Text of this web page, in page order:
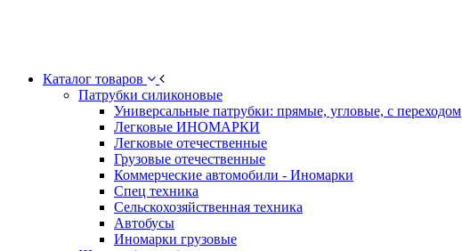
Каталог товаров
Патрубки силиконовые
Универсальные патрубки: прямые, угловые, с переходом
Легковые ИНОМАРКИ
Легковые отечественные
Грузовые отечественные
Коммерческие автомобили - Иномарки
Спец техника
Сельскохозяйственная техника
Автобусы
Иномарки грузовые